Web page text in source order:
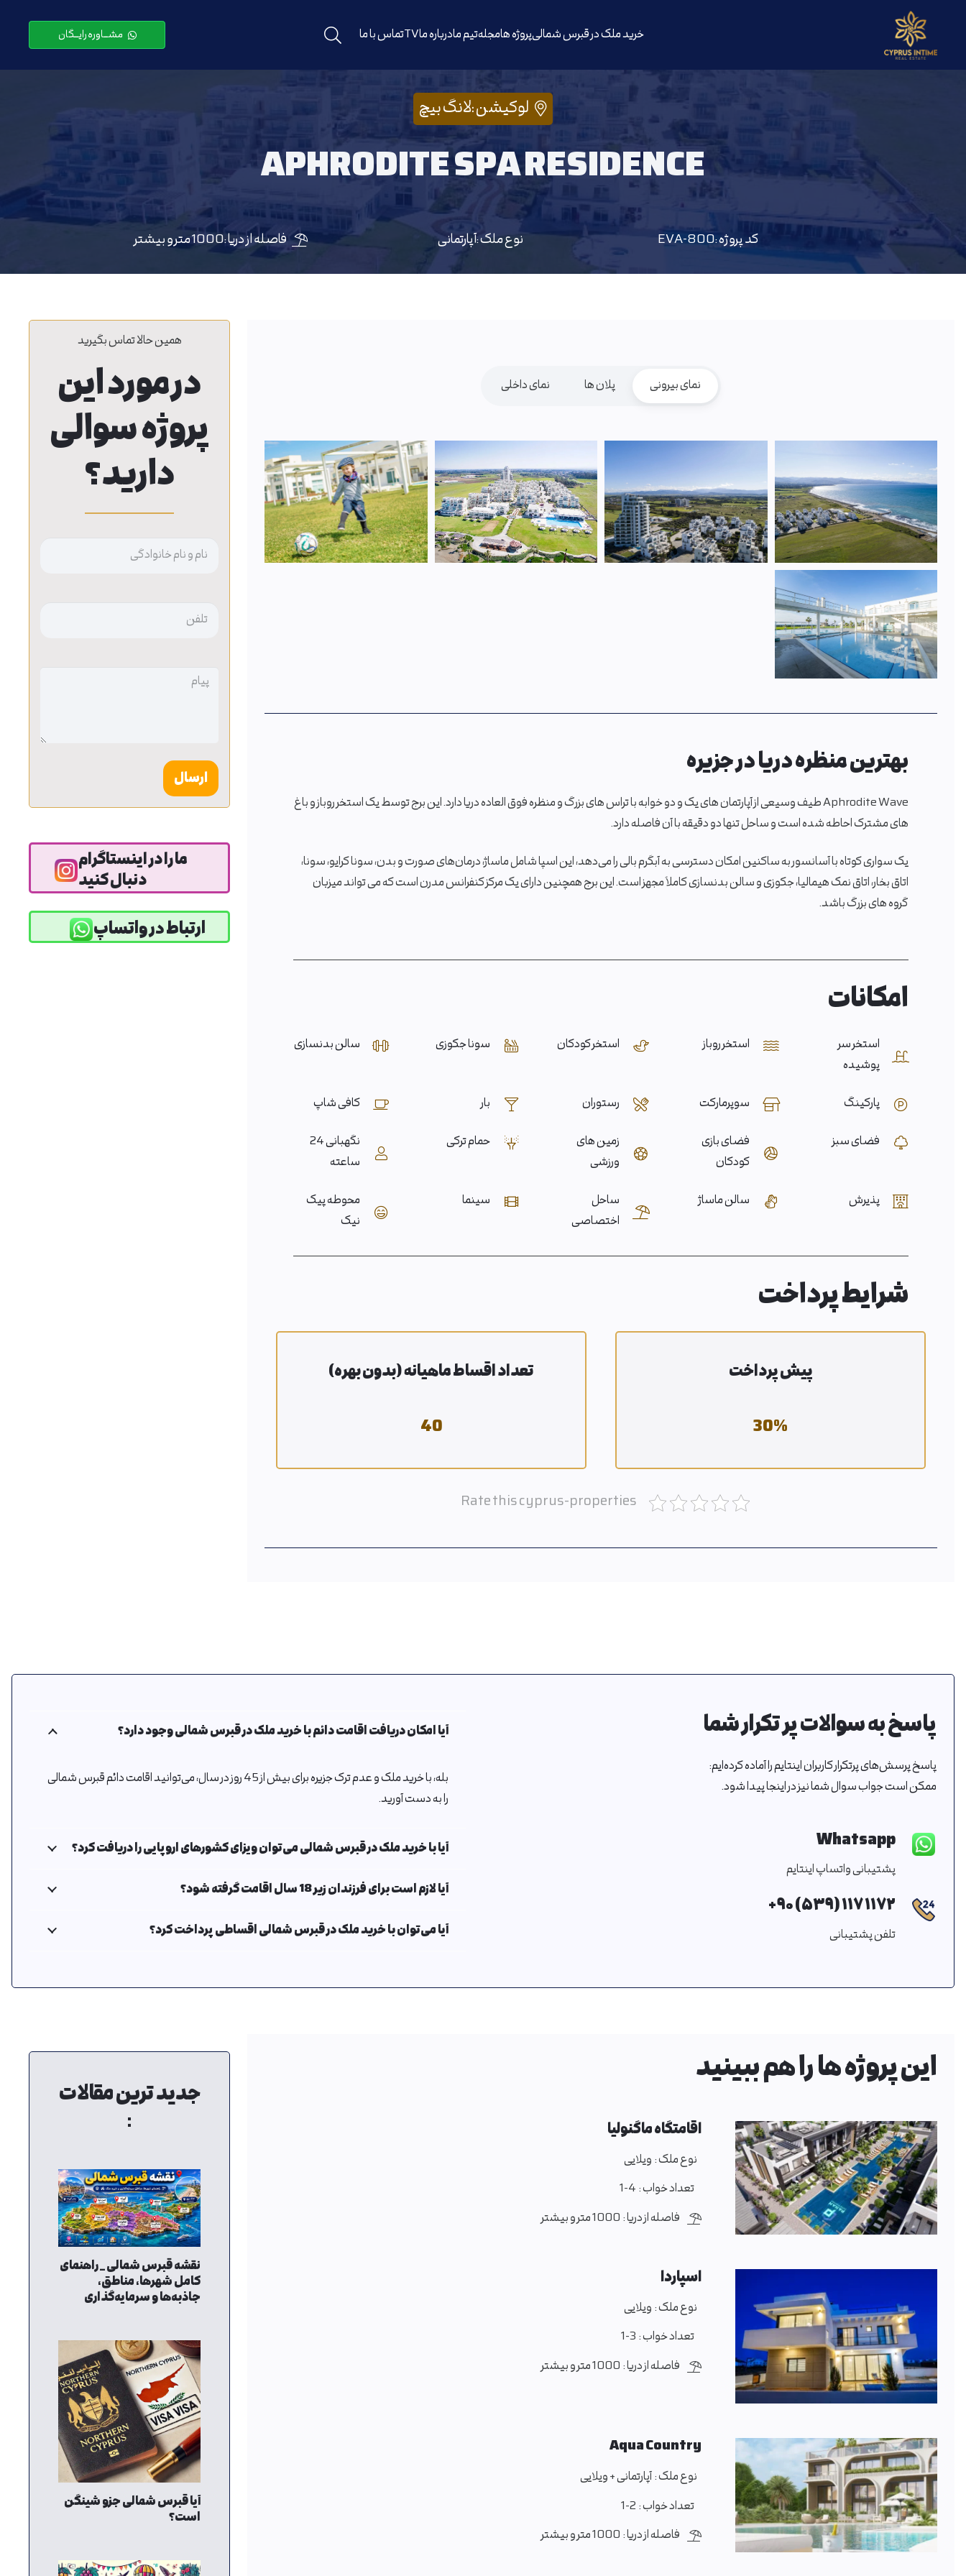
خرید ملک در قبرس شمالیپروژه هامجلهتیم مادرباره ماTVتماس با ما مشـــاوره رایـــگان
لوکیشن :لانگ بیچ
APHRODITE SPA RESIDENCE
کد پروژه :EVA-800 نوع ملک :آپارتمانی فاصله از دریا :1000 متر و بیشتر
نمای بیرونی پلان ها نمای داخلی
بهترین منظره دریا در جزیره
Aphrodite Wave طیف وسیعی از آپارتمان های یک و دو خوابه با تراس های بزرگ و منظره فوق العاده دریا دارد. این برج توسط یک استخر روباز و باغ
های مشترک احاطه شده است و ساحل تنها دو دقیقه با آن فاصله دارد.
یک سواری کوتاه با آسانسور به ساکنین امکان دسترسی به آبگرم بالی را می‌دهد، این اسپا شامل ماساژ، درمان‌های صورت و بدن، سونا کرایو، سونا،
اتاق بخار، اتاق نمک هیمالیا، جکوزی و سالن بدنسازی کاملاً مجهز است. این برج همچنین دارای یک مرکز کنفرانس مدرن است که می تواند میزبان
گروه های بزرگ باشد.
امکانات
استخر سر
پوشیده
استخر روباز استخر کودکان سونا جکوزی سالن بدنسازی
پارکینگ سوپرمارکت رستوران بار کافی شاپ
فضای سبز
فضای بازی
کودکان
زمین های
ورزشی
حمام ترکی
نگهبانی 24
ساعته
پذیرش سالن ماساژ
ساحل
اختصاصی
سینما
محوطه پیک
نیک
شرایط پرداخت
پیش پرداخت
%
30
تعداد اقساط ماهیانه (بدون بهره)
40
Rate this cyprus-properties
همین حالا تماس بگیرید
در مورد این
پروژه سوالی
دارید؟
بدون
بدون
ما را در اینستاگرام
دنبال کنید
ارتباط در واتساپ
پاسخ به سوالات پر تکرار شما
پاسخ پرسش‌های پرتکرار کاربران اینتایم را آماده کرده‌ایم:
ممکن است جواب سوال شما نیز در اینجا پیدا شود.
Whatsapp
پشتیبانی واتساپ اینتایم
۱۱۷۲ ۱۱۷ (۵۳۹) ۹۰+
تلفن پشتیبانی
آیا امکان دریافت اقامت دائم با خرید ملک در قبرس شمالی وجود دارد؟
بله، با خرید ملک و عدم ترک جزیره برای بیش از 45 روز در سال، می‌توانید اقامت دائم قبرس شمالی
را به دست آورید.
آیا با خرید ملک در قبرس شمالی می‌توان ویزای کشورهای اروپایی را دریافت کرد؟
آیا لازم است برای فرزندان زیر 18 سال اقامت گرفته شود؟
آیا می‌توان با خرید ملک در قبرس شمالی اقساطی پرداخت کرد؟
این پروژه ها را هم ببینید
اقامتگاه ماگنولیا
نوع ملک :ویلایی
تعداد خواب :1-4
فاصله از دریا :1000 متر و بیشتر
اسپاردا
نوع ملک :ویلایی
تعداد خواب :1-3
فاصله از دریا :1000 متر و بیشتر
Aqua Country
نوع ملک :آپارتمانی + ویلایی
تعداد خواب :1-2
فاصله از دریا :1000 متر و بیشتر
جدید ترین مقالات
:
نقشه قبرس شمالی _ راهنمای
کامل شهرها، مناطق،
جاذبه‌ها و سرمایه‌گذاری
آیا قبرس شمالی جزو شینگن
است؟